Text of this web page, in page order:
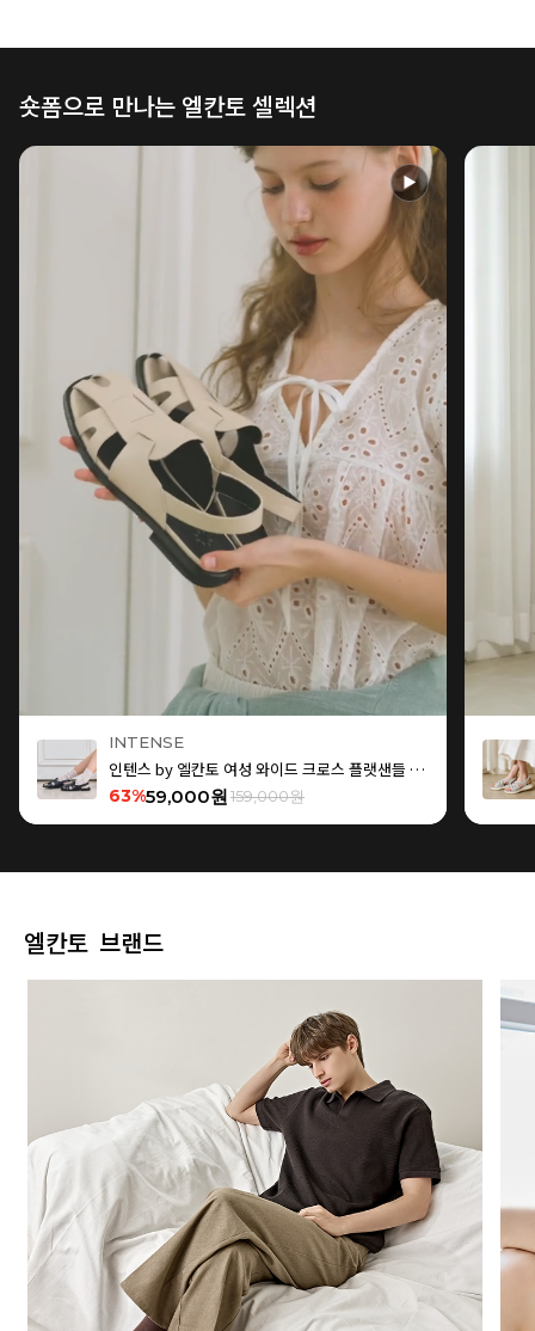
숏폼으로 만나는 엘칸토 셀렉션
▶
INTENSE
인텐스 by 엘칸토 여성 와이드 크로스 플랫샌들 1.5cm LCWW15I626
63%59,000원 159,000원
엘칸토 브랜드